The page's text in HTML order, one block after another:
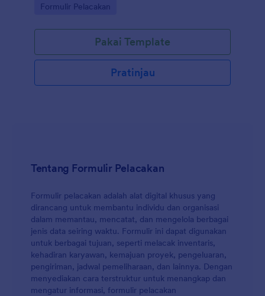
didiagnosis Covid-19 atau melakukan perjalanan ke
risiko potensi paparan dan mengambil tindakan
pencegahan untuk melindungi komunitas dan Anda.
Gunakan Pembuat Formulir seret dan lepas kami
untuk mengubah Formulir Skrining Covid-19
Komunitas Conduit sesuai dengan kebutuhan Anda.
Go to Category:
Formulir Pelacakan
Pakai Template
Pratinjau
Tentang Formulir Pelacakan
Formulir pelacakan adalah alat digital khusus yang
dirancang untuk membantu individu dan organisasi
dalam memantau, mencatat, dan mengelola berbagai
jenis data seiring waktu. Formulir ini dapat digunakan
untuk berbagai tujuan, seperti melacak inventaris,
kehadiran karyawan, kemajuan proyek, pengeluaran,
pengiriman, jadwal pemeliharaan, dan lainnya. Dengan
menyediakan cara terstruktur untuk menangkap dan
mengatur informasi, formulir pelacakan